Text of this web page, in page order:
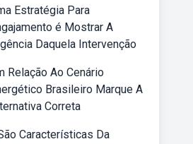
Estratégia Para
é Mostrar A
Daquela Intervenção
Relação Ao Cenário
Brasileiro Marque A
Correta
Características Da